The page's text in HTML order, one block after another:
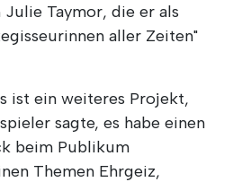
Taymor, die er als
aller Zeiten"
ist ein weiteres Projekt,
sagte, es habe einen
beim Publikum
Themen Ehrgeiz,